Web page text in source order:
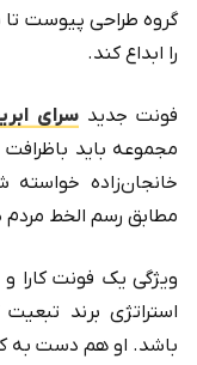
گروه طراحی پیوست
را ابداع کند.
فونت جدیدسرای
مجموعه باید
خانجان‌زاده خواسته
مطابق رسم الخط مردم
ویژگی یک فونت کارا
استراتژی برند
باشد. او هم دست به